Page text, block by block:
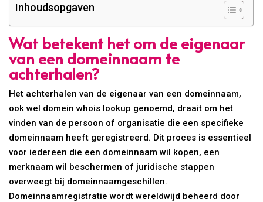
Inhoudsopgaven
Wat betekent het om de eigenaar
van een domeinnaam te
achterhalen?
Het achterhalen van de eigenaar van een domeinnaam,
ook wel domein whois lookup genoemd, draait om het
vinden van de persoon of organisatie die een specifieke
domeinnaam heeft geregistreerd. Dit proces is essentieel
voor iedereen die een domeinnaam wil kopen, een
merknaam wil beschermen of juridische stappen
overweegt bij domeinnaamgeschillen.
Domeinnaamregistratie wordt wereldwijd beheerd door